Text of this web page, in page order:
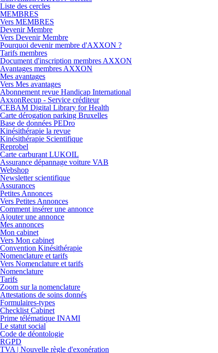
Liste des cercles
MEMBRES
Vers MEMBRES
Devenir Membre
Vers Devenir Membre
Pourquoi devenir membre d'AXXON ?
Tarifs membres
Document d'inscription membres AXXON
Avantages membres AXXON
Mes avantages
Vers Mes avantages
Abonnement revue Handicap International
AxxonRecup - Service créditeur
CEBAM Digital Library for Health
Carte dérogation parking Bruxelles
Base de données PEDro
Kinésithérapie la revue
Kinésithérapie Scientifique
Reprobel
Carte carburant LUKOIL
Assurance dépannage voiture VAB
Webshop
Newsletter scientifique
Assurances
Petites Annonces
Vers Petites Annonces
Comment insérer une annonce
Ajouter une annonce
Mes annonces
Mon cabinet
Vers Mon cabinet
Convention Kinésithérapie
Nomenclature et tarifs
Vers Nomenclature et tarifs
Nomenclature
Tarifs
Zoom sur la nomenclature
Attestations de soins donnés
Formulaires-types
Checklist Cabinet
Prime télématique INAMI
Le statut social
Code de déontologie
RGPD
TVA | Nouvelle règle d'exonération